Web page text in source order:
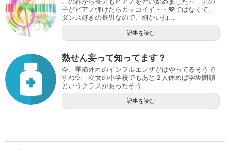
子がピアノ弾けたらカッコイイ・・💖ではなくて、
ダンス好きの長男なので、細かい拍...
記事を読む
熱せん妄って知ってます？
今、季節外れのインフルエンザがはやってるそうで
すね💦 次女の小学校でもあと２人休めば学級閉鎖
というクラスがあったそう...
記事を読む